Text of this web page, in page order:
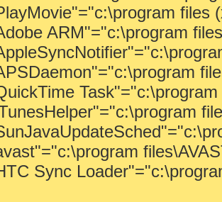
files
ARM"="c:\program
Sync